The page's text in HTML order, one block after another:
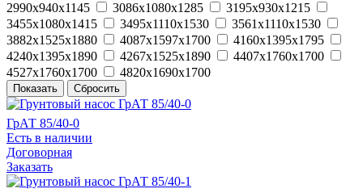
2990х940х1145
3086х1080х1285
3195х930х1215
3455x1080x1415
3495х1110х1530
3561х1110х1530
3882х1525х1880
4087х1597х1700
4160х1395х1795
4240x1395x1890
4267x1525x1890
4407х1760х1700
4527x1760x1700
4820x1690x1700
ГрАТ 85/40-0
Есть в наличии
Договорная
Заказать